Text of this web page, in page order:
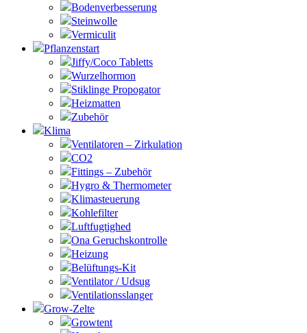
Bodenverbesserung
Steinwolle
Vermiculit
Pflanzenstart
Jiffy/Coco Tabletts
Wurzelhormon
Stiklinge Propogator
Heizmatten
Zubehör
Klima
Ventilatoren – Zirkulation
CO2
Fittings – Zubehör
Hygro & Thermometer
Klimasteuerung
Kohlefilter
Luftfugtighed
Ona Geruchskontrolle
Heizung
Belüftungs-Kit
Ventilator / Udsug
Ventilationsslanger
Grow-Zelte
Growtent